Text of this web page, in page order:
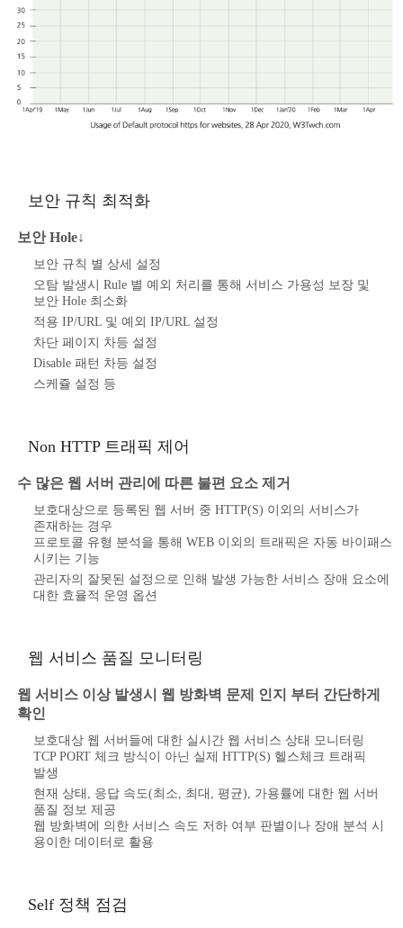
보안 규칙 최적화
보안 Hole↓
보안 규칙 별 상세 설정
오탐 발생시 Rule 별 예외 처리를 통해 서비스 가용성 보장 및
보안 Hole 최소화
적용 IP/URL 및 예외 IP/URL 설정
차단 페이지 차등 설정
Disable 패턴 차등 설정
스케쥴 설정 등
Non HTTP 트래픽 제어
수 많은 웹 서버 관리에 따른 불편 요소 제거
보호대상으로 등록된 웹 서버 중 HTTP(S) 이외의 서비스가
존재하는 경우
프로토콜 유형 분석을 통해 WEB 이외의 트래픽은 자동 바이패스
시키는 기능
관리자의 잘못된 설정으로 인해 발생 가능한 서비스 장애 요소에
대한 효율적 운영 옵션
웹 서비스 품질 모니터링
웹 서비스 이상 발생시 웹 방화벽 문제 인지 부터 간단하게
확인
보호대상 웹 서버들에 대한 실시간 웹 서비스 상태 모니터링
TCP PORT 체크 방식이 아닌 실제 HTTP(S) 헬스체크 트래픽
발생
현재 상태, 응답 속도(최소, 최대, 평균), 가용률에 대한 웹 서버
품질 정보 제공
웹 방화벽에 의한 서비스 속도 저하 여부 판별이나 장애 분석 시
용이한 데이터로 활용
Self 정책 점검